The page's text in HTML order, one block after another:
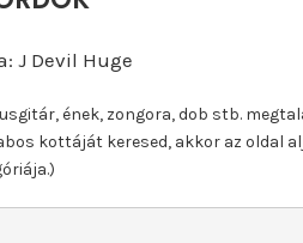
J Devil Huge
ének, zongora, dob stb.
kottáját keresed, akkor az oldal